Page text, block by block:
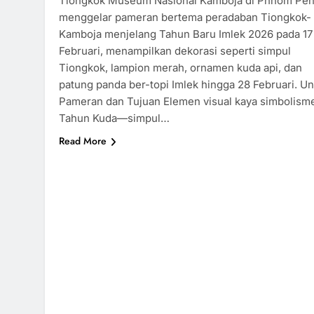
menggelar pameran bertema peradaban Tiongkok-
Kamboja menjelang Tahun Baru Imlek 2026 pada 17
Februari, menampilkan dekorasi seperti simpul
Tiongkok, lampion merah, ornamen kuda api, dan
patung panda ber-topi Imlek hingga 28 Februari.​
Pameran dan Tujuan Elemen visual kaya
Tahun Kuda—simpul…
Read More